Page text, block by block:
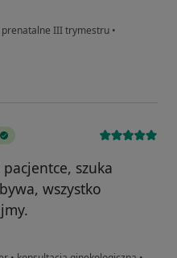
prenatalne III trymestru •
szuka
wszystko